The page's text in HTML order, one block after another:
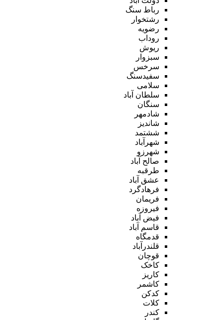
رباط سنگ
رشتخوار
رضویه
روداب
ریوش
سبزوار
سرخس
سفیدسنگ
سلامی
سلطان آباد
سنگان
شادمهر
شاندیز
ششتمد
شهرآباد
شهرزو
صالح آباد
طرقبه
عشق آباد
فرهادگرد
فریمان
فیروزه
فیض آباد
قاسم آباد
قدمگاه
قلندرآباد
قوچان
کاخک
کاریز
کاشمر
کدکن
کلات
کندر